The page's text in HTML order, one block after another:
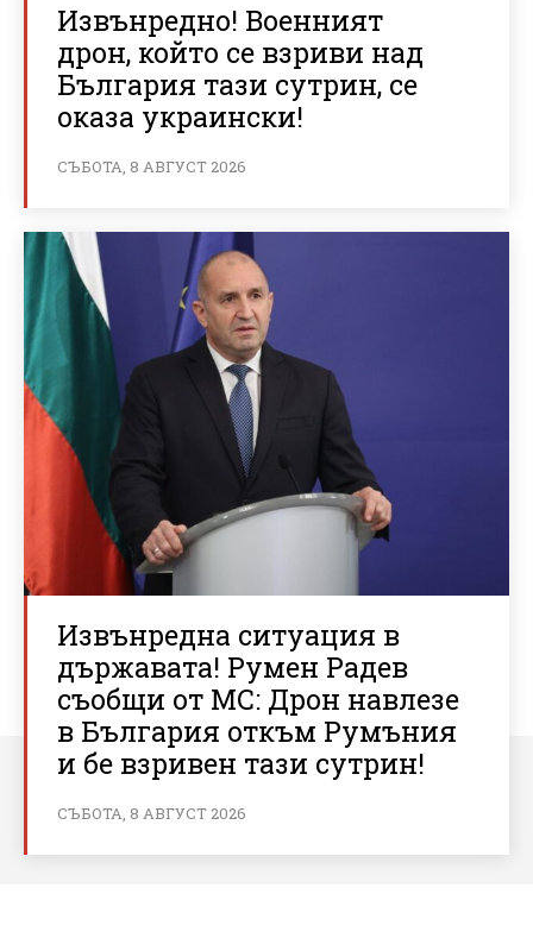
Извънредно! Военният
дрон, който се взриви над
България тази сутрин, се
оказа украински!
СЪБОТА, 8 АВГУСТ 2026
Извънредна ситуация в
държавата! Румен Радев
съобщи от МС: Дрон навлезе
в България откъм Румъния
и бе взривен тази сутрин!
СЪБОТА, 8 АВГУСТ 2026